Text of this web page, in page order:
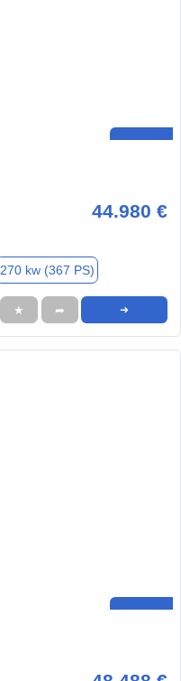
44.980 €
270 kw (367 PS)
★ ➦ ➜